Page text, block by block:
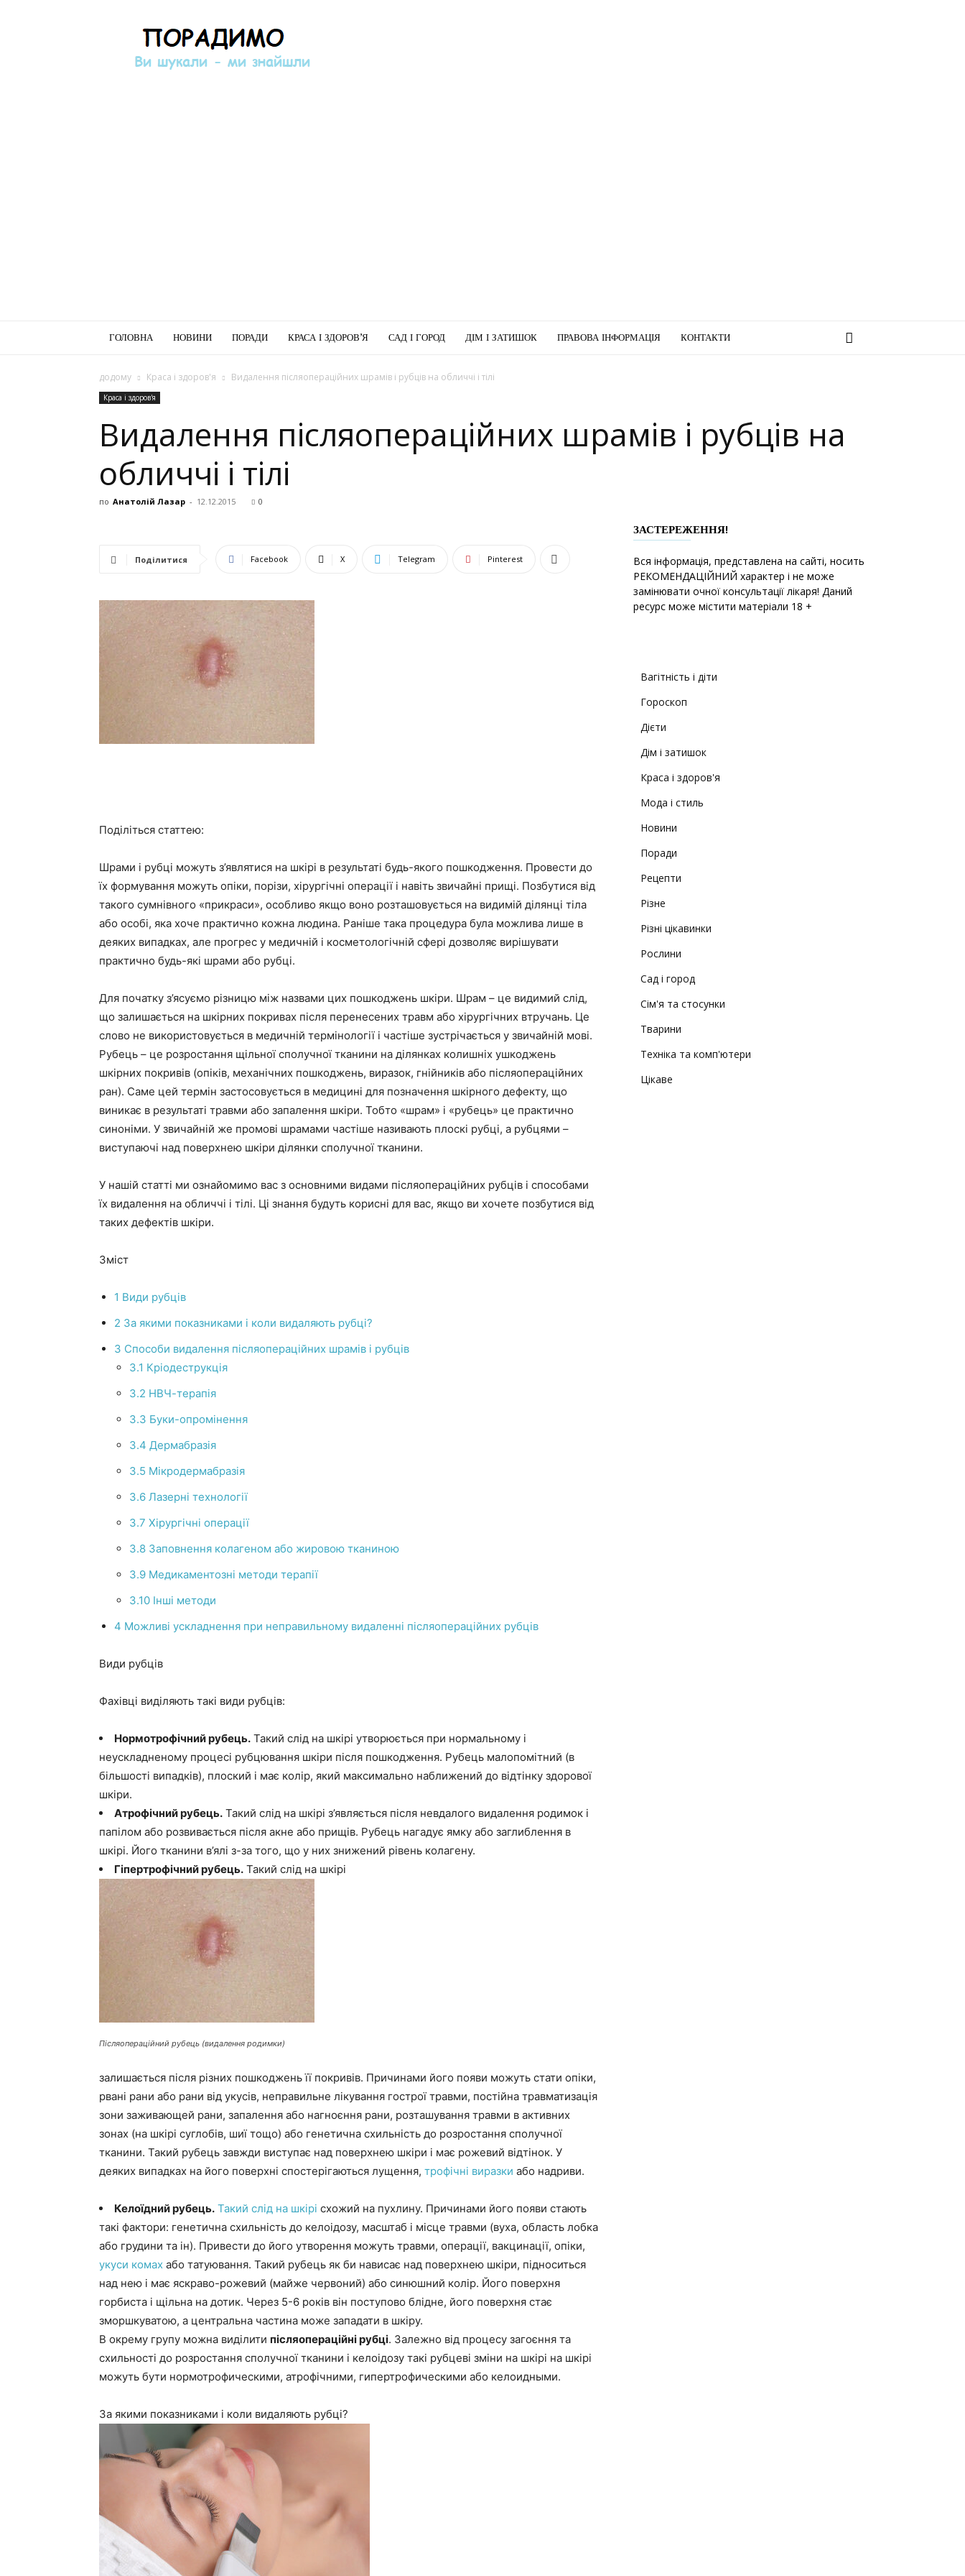
Порадимо
ГОЛОВНА НОВИНИ ПОРАДИ КРАСА І ЗДОРОВ’Я САД І ГОРОД ДІМ І ЗАТИШОК ПРАВОВА ІНФОРМАЦІЯ КОНТАКТИ
додому Краса і здоров'я Видалення післяопераційних шрамів і рубців на обличчі і тілі
Краса і здоров'я
Видалення післяопераційних шрамів і рубців на
обличчі і тілі
по Анатолій Лазар - 12.12.2015 0
Поділитися Facebook X Telegram Pinterest
Поділіться статтею:
Шрами і рубці можуть з’являтися на шкірі в результаті будь-якого пошкодження. Провести до
їх формування можуть опіки, порізи, хірургічні операції і навіть звичайні прищі. Позбутися від
такого сумнівного «прикраси», особливо якщо воно розташовується на видимій ділянці тіла
або особі, яка хоче практично кожна людина. Раніше така процедура була можлива лише в
деяких випадках, але прогрес у медичній і косметологічній сфері дозволяє вирішувати
практично будь-які шрами або рубці.
Для початку з’ясуємо різницю між назвами цих пошкоджень шкіри. Шрам – це видимий слід,
що залишається на шкірних покривах після перенесених травм або хірургічних втручань. Це
слово не використовується в медичній термінології і частіше зустрічається у звичайній мові.
Рубець – це розростання щільної сполучної тканини на ділянках колишніх ушкоджень
шкірних покривів (опіків, механічних пошкоджень, виразок, гнійників або післяопераційних
ран). Саме цей термін застосовується в медицині для позначення шкірного дефекту, що
виникає в результаті травми або запалення шкіри. Тобто «шрам» і «рубець» це практично
синоніми. У звичайній же промові шрамами частіше називають плоскі рубці, а рубцями –
виступаючі над поверхнею шкіри ділянки сполучної тканини.
У нашій статті ми ознайомимо вас з основними видами післяопераційних рубців і способами
їх видалення на обличчі і тілі. Ці знання будуть корисні для вас, якщо ви хочете позбутися від
таких дефектів шкіри.
Зміст
1 Види рубців
2 За якими показниками і коли видаляють рубці?
3 Способи видалення післяопераційних шрамів і рубців
3.1 Кріодеструкція
3.2 НВЧ-терапія
3.3 Буки-опромінення
3.4 Дермабразія
3.5 Мікродермабразія
3.6 Лазерні технології
3.7 Хірургічні операції
3.8 Заповнення колагеном або жировою тканиною
3.9 Медикаментозні методи терапії
3.10 Інші методи
4 Можливі ускладнення при неправильному видаленні післяопераційних рубців
Види рубців
Фахівці виділяють такі види рубців:
Нормотрофічний рубець. Такий слід на шкірі утворюється при нормальному і
неускладненому процесі рубцювання шкіри після пошкодження. Рубець малопомітний (в
більшості випадків), плоский і має колір, який максимально наближений до відтінку здорової
шкіри.
Атрофічний рубець. Такий слід на шкірі з’являється після невдалого видалення родимок і
папілом або розвивається після акне або прищів. Рубець нагадує ямку або заглиблення в
шкірі. Його тканини в’ялі з-за того, що у них знижений рівень колагену.
Гіпертрофічний рубець. Такий слід на шкірі
Післяопераційний рубець (видалення родимки)
залишається після різних пошкоджень її покривів. Причинами його появи можуть стати опіки,
рвані рани або рани від укусів, неправильне лікування гострої травми, постійна травматизація
зони заживающей рани, запалення або нагноєння рани, розташування травми в активних
зонах (на шкірі суглобів, шиї тощо) або генетична схильність до розростання сполучної
тканини. Такий рубець завжди виступає над поверхнею шкіри і має рожевий відтінок. У
деяких випадках на його поверхні спостерігаються лущення, трофічні виразки або надриви.
Келоїдний рубець. Такий слід на шкірі схожий на пухлину. Причинами його появи стають
такі фактори: генетична схильність до келоідозу, масштаб і місце травми (вуха, область лобка
або грудини та ін). Привести до його утворення можуть травми, операції, вакцинації, опіки,
укуси комах або татуювання. Такий рубець як би нависає над поверхнею шкіри, підноситься
над нею і має яскраво-рожевий (майже червоний) або синюшний колір. Його поверхня
горбиста і щільна на дотик. Через 5-6 років він поступово блідне, його поверхня стає
зморшкуватою, а центральна частина може западати в шкіру.
В окрему групу можна виділити післяопераційні рубці. Залежно від процесу загоєння та
схильності до розростання сполучної тканини і келоідозу такі рубцеві зміни на шкірі на шкірі
можуть бути нормотрофическими, атрофічними, гипертрофическими або келоидными.
За якими показниками і коли видаляють рубці?
ЗАСТЕРЕЖЕННЯ!
Вся інформація, представлена на сайті, носить
РЕКОМЕНДАЦІЙНИЙ характер і не може
замінювати очної консультації лікаря! Даний
ресурс може містити матеріали 18 +
Вагітність і діти
Гороскоп
Дієти
Дім і затишок
Краса і здоров'я
Мода і стиль
Новини
Поради
Рецепти
Різне
Різні цікавинки
Рослини
Сад і город
Сім'я та стосунки
Тварини
Техніка та комп'ютери
Цікаве